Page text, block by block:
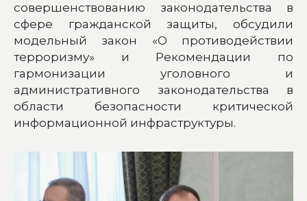
совершенствованию законодательства в
сфере гражданской защиты, обсудили
модельный закон «О противодействии
терроризму» и Рекомендации по
гармонизации уголовного и
административного законодательства в
области безопасности критической
информационной инфраструктуры.